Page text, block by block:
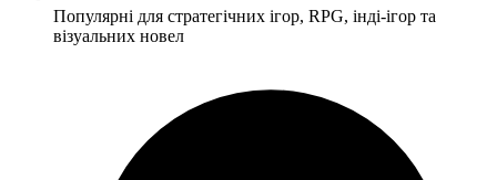
Популярні для стратегічних ігор, RPG, інді-ігор та
візуальних новел